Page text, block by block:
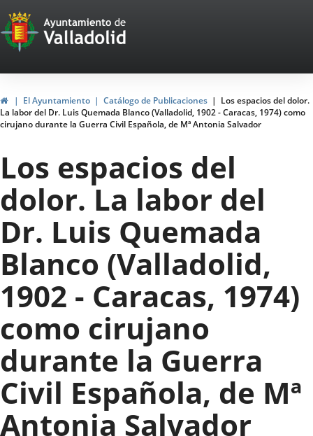
Portal
Web
del
Ayuntamiento
de
Valladolid
HomeEl Ayuntamiento Catálogo de Publicaciones
Los espacios del dolor.
La labor del Dr. Luis Quemada Blanco (Valladolid, 1902 - Caracas, 1974) como
cirujano durante la Guerra Civil Española, de Mª Antonia Salvador
Los espacios del
dolor. La labor del
Dr. Luis Quemada
Blanco (Valladolid,
1902 - Caracas, 1974)
como cirujano
durante la Guerra
Civil Española, de Mª
Antonia Salvador